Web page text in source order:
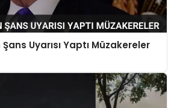
Uyarısı Yaptı Müzakereler